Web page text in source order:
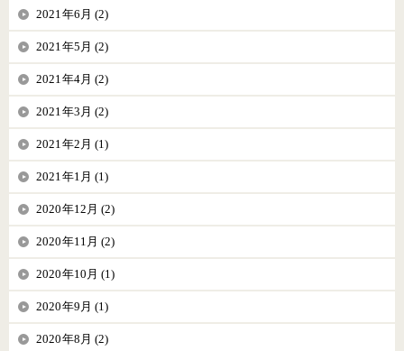
2021年6月 (2)
2021年5月 (2)
2021年4月 (2)
2021年3月 (2)
2021年2月 (1)
2021年1月 (1)
2020年12月 (2)
2020年11月 (2)
2020年10月 (1)
2020年9月 (1)
2020年8月 (2)